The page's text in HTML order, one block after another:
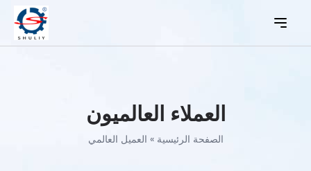
العملاء العالميون
الصفحة الرئيسية » العميل العالمي